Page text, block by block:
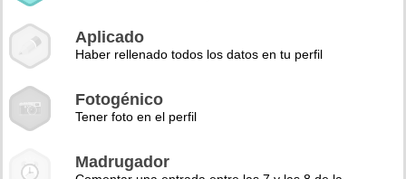
Aplicado
Haber rellenado todos los datos en tu perfil
Fotogénico
Tener foto en el perfil
Madrugador